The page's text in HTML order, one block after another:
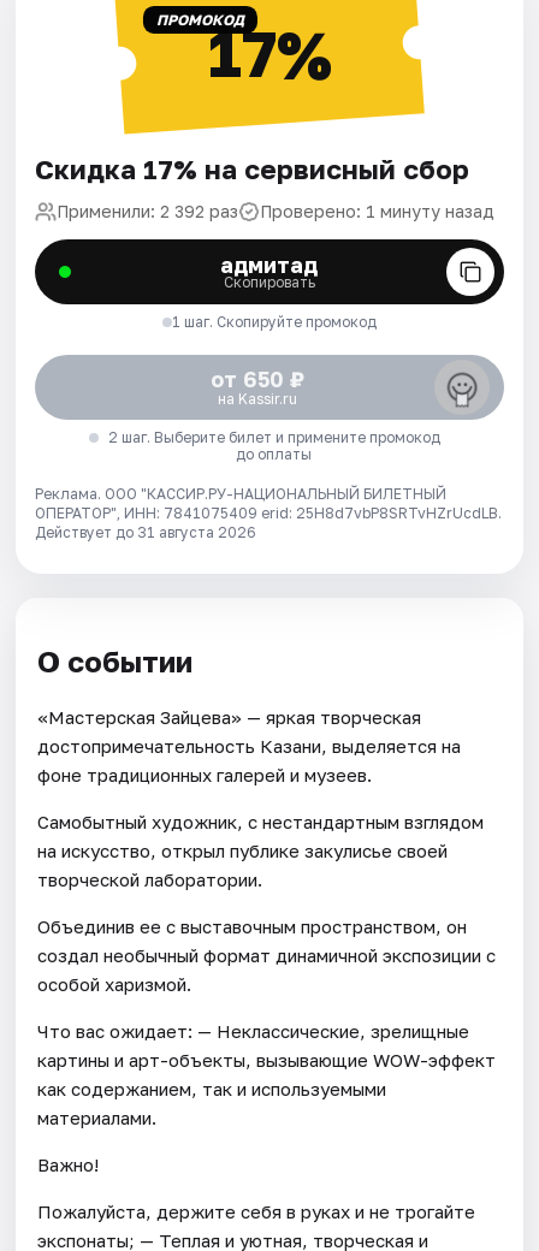
ПРОМОКОД17%
Скидка 17% на сервисный сбор
Применили: 2 392 раз Проверено: 1 минуту назад
адмитад
Скопировать
1 шаг. Скопируйте промокод
от 650 ₽
на Kassir.ru
2 шаг. Выберите билет и примените промокод
до оплаты
Реклама. ООО "КАССИР.РУ-НАЦИОНАЛЬНЫЙ БИЛЕТНЫЙ
ОПЕРАТОР", ИНН: 7841075409 erid: 25H8d7vbP8SRTvHZrUcdLB.
Действует до 31 августа 2026
О событии
«Мастерская Зайцева» — яркая творческая
достопримечательность Казани, выделяется на
фоне традиционных галерей и музеев.
Самобытный художник, с нестандартным взглядом
на искусство, открыл публике закулисье своей
творческой лаборатории.
Объединив ее с выставочным пространством, он
создал необычный формат динамичной экспозиции с
особой харизмой.
Что вас ожидает: — Неклассические, зрелищные
картины и арт-объекты, вызывающие WOW-эффект
как содержанием, так и используемыми
материалами.
Важно!
Пожалуйста, держите себя в руках и не трогайте
экспонаты; — Теплая и уютная, творческая и